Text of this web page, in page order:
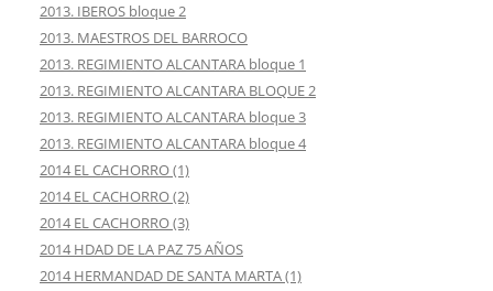
2013. IBEROS bloque 2
2013. MAESTROS DEL BARROCO
2013. REGIMIENTO ALCANTARA bloque 1
2013. REGIMIENTO ALCANTARA BLOQUE 2
2013. REGIMIENTO ALCANTARA bloque 3
2013. REGIMIENTO ALCANTARA bloque 4
2014 EL CACHORRO (1)
2014 EL CACHORRO (2)
2014 EL CACHORRO (3)
2014 HDAD DE LA PAZ 75 AÑOS
2014 HERMANDAD DE SANTA MARTA (1)